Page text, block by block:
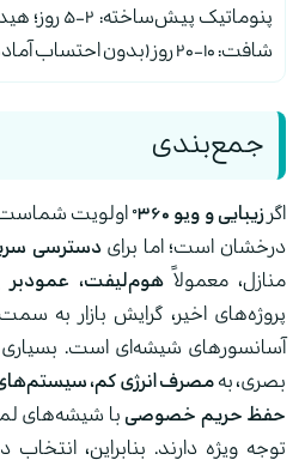
پنوماتیک
شافت: ۱۰–۲۰ روز (بدون احتساب آماده‌سازی/مجوز).
جمع‌بندی
اگرزیبایی و ویو ۳۶۰°
اولویت
درخشان است؛ اما برایدسترسی
منازل، معمولاًهوم‌لیفت، عمودبر
پروژه‌های اخیر، گرایش بازار به سمت
آسانسورهای شیشه‌ای است. بسیاری
بصری، بهمصرف انرژی کم،
حفظ حریم خصوصیبا شیشه‌های
توجه ویژه دارند. بنابراین،